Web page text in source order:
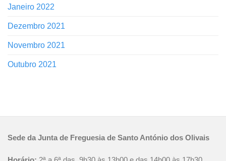
Janeiro 2022
Dezembro 2021
Novembro 2021
Outubro 2021
Sede da Junta de Freguesia de Santo António dos Olivais